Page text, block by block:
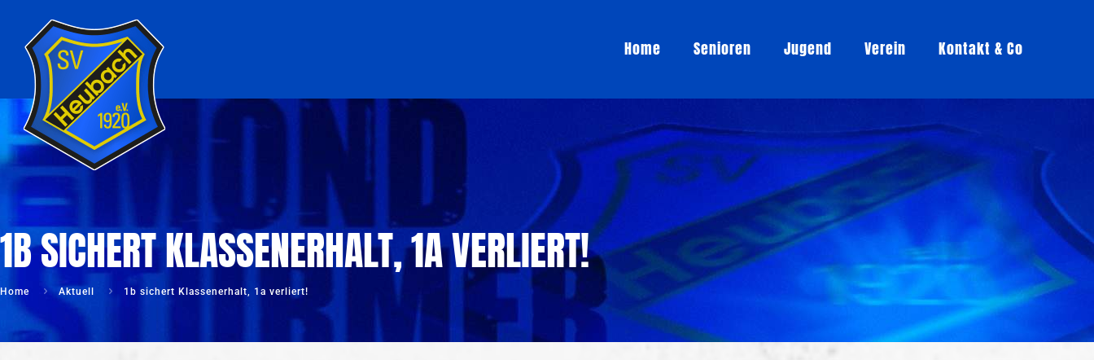
Home Senioren Jugend Verein Kontakt & Co
1B SICHERT KLASSENERHALT, 1A VERLIERT!
Home Aktuell 1b sichert Klassenerhalt, 1a verliert!